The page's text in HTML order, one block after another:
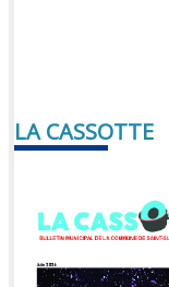
LA CASSOTTE